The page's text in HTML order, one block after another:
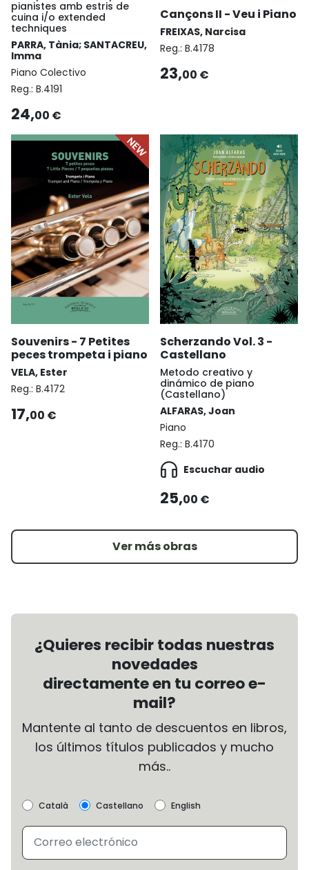
pianistes amb estris de
cuina i/o extended
techniques
PARRA, Tània; SANTACREU,
Imma
Piano Colectivo
Reg.: B.4191
24,00 €
Cançons II - Veu i Piano
FREIXAS, Narcisa
Reg.: B.4178
23,00 €
Souvenirs - 7 Petites
peces trompeta i piano
VELA, Ester
Reg.: B.4172
17,00 €
Scherzando Vol. 3 -
Castellano
Metodo creativo y
dinámico de piano
(Castellano)
ALFARAS, Joan
Piano
Reg.: B.4170
Escuchar audio
25,00 €
Ver más obras
¿Quieres recibir todas nuestras
novedades
directamente en tu correo e-
mail?
Mantente al tanto de descuentos en libros,
los últimos títulos publicados y mucho
más..
Català Castellano English